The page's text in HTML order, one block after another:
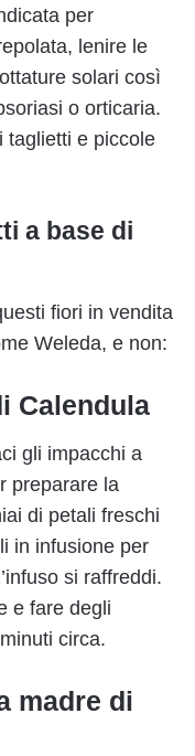
per
lenire le
solari così
o orticaria.
taglietti e piccole
a base di
fiori in vendita
Weleda, e non:
Calendula
gli impacchi a
preparare la
di petali freschi
in infusione per
si raffreddi.
e fare degli
circa.
madre di